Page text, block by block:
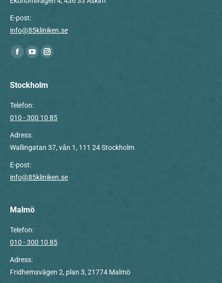
E-post:
info@85kliniken.se
Du hittar oss på:
Facebook
opens
new
window
YouTube
opens
new
window
Instagram
opens
window
Stockholm
Telefon:
010 - 300 10 85
Adress:
Wallingatan 37, vån 1, 111 24 Stockholm
E-post:
info@85kliniken.se
Malmö
Telefon:
010 - 300 10 85
Adress:
Fridhemsvägen 2, plan 3, 21774 Malmö